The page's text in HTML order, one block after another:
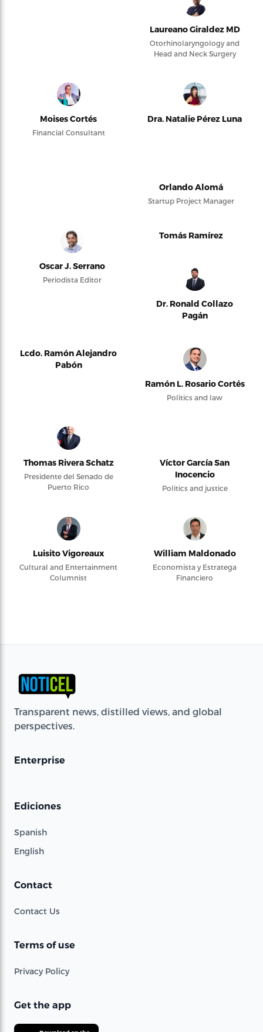
Laureano Giraldez MD
Otorhinolaryngology and
Head and Neck Surgery
Moises Cortés
Financial Consultant
Dra. Natalie Pérez Luna
Orlando Alomá
Startup Project Manager
Oscar J. Serrano
Periodista Editor
Tomás Ramírez
Dr. Ronald Collazo
Pagán
Lcdo. Ramón Alejandro
Pabón
Ramón L. Rosario Cortés
Politics and law
Thomas Rivera Schatz
Presidente del Senado de
Puerto Rico
Víctor García San
Inocencio
Politics and justice
Luisito Vigoreaux
Cultural and Entertainment
Columnist
William Maldonado
Economista y Estratega
Financiero
Transparent news, distilled views, and global
perspectives.
Enterprise
Ediciones
Spanish
English
Contact
Contact Us
Terms of use
Privacy Policy
Get the app